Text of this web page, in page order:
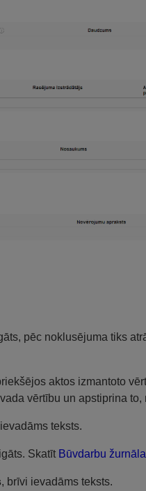
pēc noklusējuma tiks
aktos izmantoto
vērtību un apstiprina
teksts.
Skatīt Būvdarbu
, brīvi ievadāms teksts.